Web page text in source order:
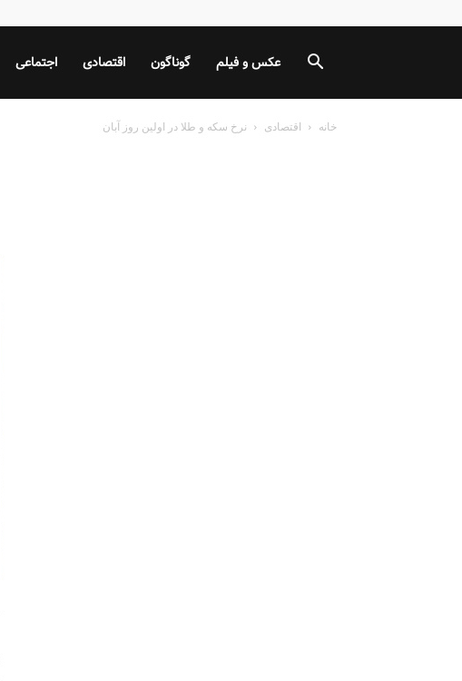
اجتماعی اقتصادی گوناگون عکس و فیلم
خانه اقتصادی نرخ سکه و طلا در اولین روز آبان